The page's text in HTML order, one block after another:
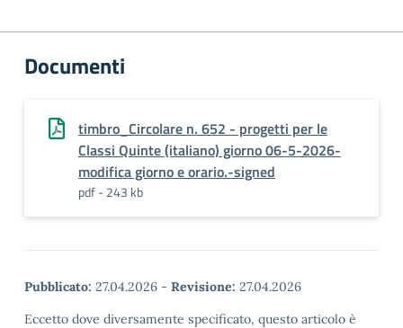
Documenti
timbro_Circolare n. 652 - progetti per le
Classi Quinte (italiano) giorno 06-5-2026-
modifica giorno e orario.-signed
pdf - 243 kb
Pubblicato: 27.04.2026 - Revisione: 27.04.2026
Eccetto dove diversamente specificato, questo articolo è